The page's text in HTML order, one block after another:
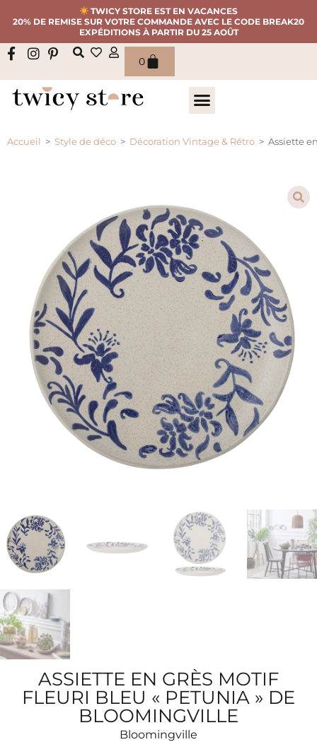
TWICY STORE EST EN VACANCES
20% DE REMISE SUR VOTRE COMMANDE AVEC LE CODE BREAK20
EXPÉDITIONS À PARTIR DU 25 AOÛT
0
Accueil > Style de déco > Décoration Vintage & Rétro > Assiette
ASSIETTE EN GRÈS MOTIF
FLEURI BLEU « PETUNIA » DE
BLOOMINGVILLE
Bloomingville